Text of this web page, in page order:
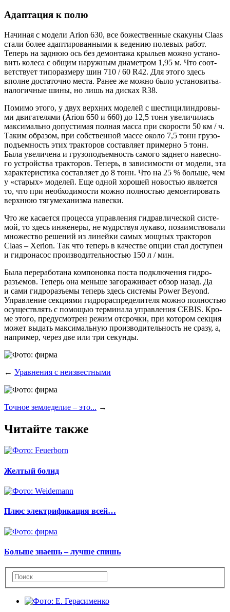
Адаптация к полю
Начи­ная с моде­ли Arion 630, все боже­ствен­ные ска­ку­ны Claas
ста­ли более адап­ти­ро­ван­ны­ми к веде­нию поле­вых работ.
Теперь на зад­нюю ось без демон­та­жа кры­льев мож­но уста­но­
вить коле­са с общим наруж­ным диа­мет­ром 1,95 м. Что соот­
вет­ству­ет типо­раз­ме­ру шин 710 / 60 R42. Для это­го здесь
вполне доста­точ­но места. Ранее же мож­но было уста­но­вить­а­
на­ло­гич­ные шины, но лишь на дис­ках R38.
Поми­мо это­го, у двух верх­них моде­лей с шести­ци­лин­дро­вы­
ми дви­га­те­ля­ми (Arion 650 и 660) до 12,5 тонн уве­ли­чи­лась
мак­си­маль­но допу­сти­мая пол­ная мас­са при ско­ро­сти 50 км / ч.
Таким обра­зом, при соб­ствен­ной мас­се око­ло 7,5 тонн гру­зо­
подъ­ем­ность этих трак­то­ров состав­ля­ет при­мер­но 5 тонн.
Была уве­ли­че­на и гру­зо­подъ­ем­ность само­го зад­не­го навес­но­
го устрой­ства трак­то­ров. Теперь, в зави­си­мо­сти от моде­ли, эта
харак­те­ри­сти­ка состав­ля­ет до 8 тонн. Что на 25 % боль­ше, чем
у «ста­рых» моде­лей. Еще одной хоро­шей ново­стью явля­ет­ся
то, что при необ­хо­ди­мо­сти мож­но пол­но­стью демон­ти­ро­вать
верх­нюю тягу­ме­ха­низ­ма навески.
Что же каса­ет­ся про­цес­са управ­ле­ния гид­рав­ли­че­ской систе­
мой, то здесь инже­не­ры, не мудр­ствуя лука­во, поза­им­ство­ва­ли
мно­же­ство реше­ний из линей­ки самых мощ­ных трак­то­ров
Claas – Xerion. Так что теперь в каче­стве опции стал досту­пен
и гид­ро­на­сос про­из­во­ди­тель­но­стью 150 л / мин.
Была пере­ра­бо­та­на ком­по­нов­ка поста под­клю­че­ния гид­ро­
разъ­емов. Теперь она мень­ше заго­ра­жи­ва­ет обзор назад. Да
и сами гид­ро­разъ­емы теперь здесь систе­мы Power Beyond.
Управ­ле­ние сек­ци­я­ми гид­ро­рас­пре­де­ли­те­ля мож­но пол­но­стью
осу­ществ­лять с помо­щью тер­ми­на­ла управ­ле­ния CEBIS. Кро­
ме это­го, преду­смот­рен режим отсроч­ки, при кото­ром сек­ция
может выдать мак­си­маль­ную про­из­во­ди­тель­ность не сра­зу, а,
напри­мер, через две или три секунды.
← Уравнения с неизвестными
Точное земледелие – это... →
Читайте также
Желтый болид
Плюс электрификация всей…
Больше знаешь – лучше спишь